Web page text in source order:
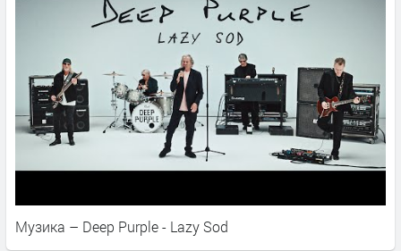
Музика – Deep Purple - Lazy Sod